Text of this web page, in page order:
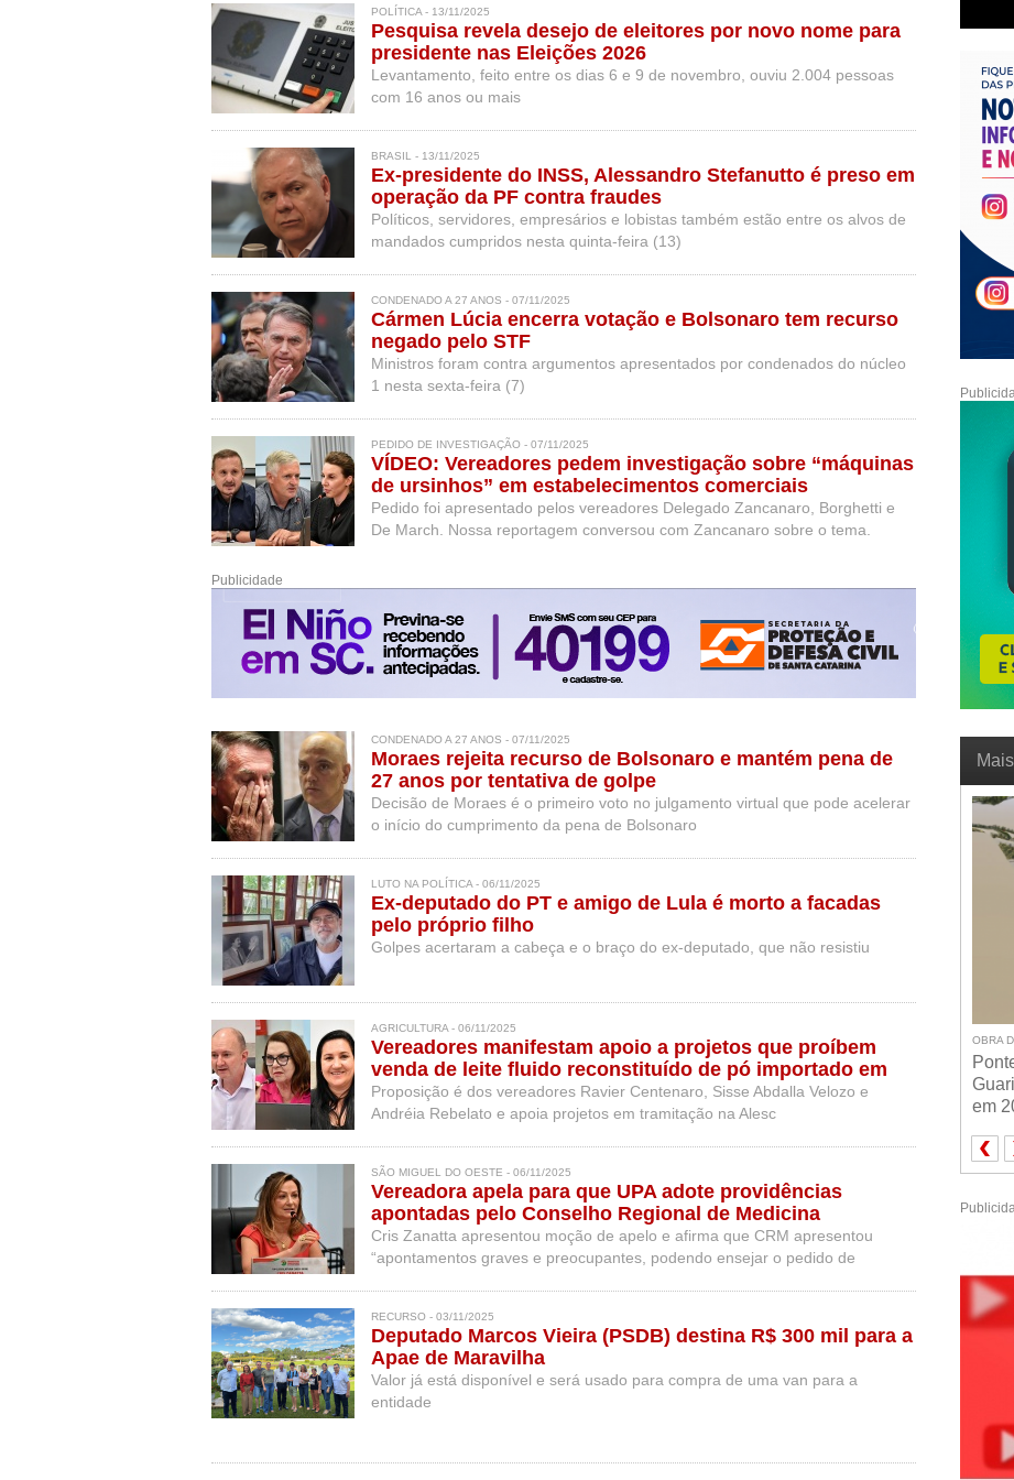
POLÍTICA - 13/11/2025
Pesquisa revela desejo de eleitores por novo nome para
presidente nas Eleições 2026
Levantamento, feito entre os dias 6 e 9 de novembro, ouviu 2.004 pessoas
com 16 anos ou mais
BRASIL - 13/11/2025
Ex-presidente do INSS, Alessandro Stefanutto é preso em
operação da PF contra fraudes
Políticos, servidores, empresários e lobistas também estão entre os alvos de
mandados cumpridos nesta quinta-feira (13)
CONDENADO A 27 ANOS - 07/11/2025
Cármen Lúcia encerra votação e Bolsonaro tem recurso
negado pelo STF
Ministros foram contra argumentos apresentados por condenados do núcleo
1 nesta sexta-feira (7)
PEDIDO DE INVESTIGAÇÃO - 07/11/2025
VÍDEO: Vereadores pedem investigação sobre “máquinas
de ursinhos” em estabelecimentos comerciais
Pedido foi apresentado pelos vereadores Delegado Zancanaro, Borghetti e
De March. Nossa reportagem conversou com Zancanaro sobre o tema.
Publicidade
CONDENADO A 27 ANOS - 07/11/2025
Moraes rejeita recurso de Bolsonaro e mantém pena de
27 anos por tentativa de golpe
Decisão de Moraes é o primeiro voto no julgamento virtual que pode acelerar
o início do cumprimento da pena de Bolsonaro
LUTO NA POLÍTICA - 06/11/2025
Ex-deputado do PT e amigo de Lula é morto a facadas
pelo próprio filho
Golpes acertaram a cabeça e o braço do ex-deputado, que não resistiu
AGRICULTURA - 06/11/2025
Vereadores manifestam apoio a projetos que proíbem
venda de leite fluido reconstituído de pó importado em
SC
Proposição é dos vereadores Ravier Centenaro, Sisse Abdalla Velozo e
Andréia Rebelato e apoia projetos em tramitação na Alesc
SÃO MIGUEL DO OESTE - 06/11/2025
Vereadora apela para que UPA adote providências
apontadas pelo Conselho Regional de Medicina
Cris Zanatta apresentou moção de apelo e afirma que CRM apresentou
“apontamentos graves e preocupantes, podendo ensejar o pedido de
RECURSO - 03/11/2025
Deputado Marcos Vieira (PSDB) destina R$ 300 mil para a
Apae de Maravilha
Valor já está disponível e será usado para compra de uma van para a
entidade
OBRA
em